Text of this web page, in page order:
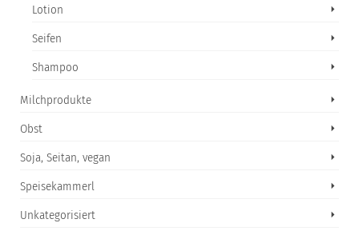
Lotion
Seifen
Shampoo
Milchprodukte
Obst
Soja, Seitan, vegan
Speisekammerl
Unkategorisiert